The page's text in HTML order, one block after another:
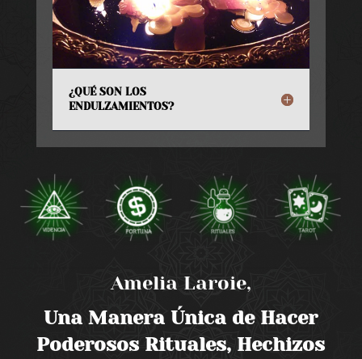
¿QUÉ SON LOS
ENDULZAMIENTOS?
Amelia Laroie,
Una Manera Única de Hacer
Poderosos Rituales, Hechizos